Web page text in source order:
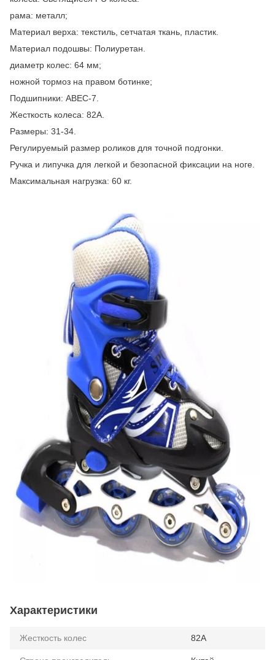
рама: металл;
Материал верха: текстиль, сетчатая ткань, пластик.
Материал подошвы: Полиуретан.
диаметр колес: 64 мм;
ножной тормоз на правом ботинке;
Подшипники: ABEC-7.
Жесткость колеса: 82A.
Размеры: 31-34.
Регулируемый размер роликов для точной подгонки.
Ручка и липучка для легкой и безопасной фиксации на ноге.
Максимальная нагрузка: 60 кг.
Характеристики
Жесткость колес 82А